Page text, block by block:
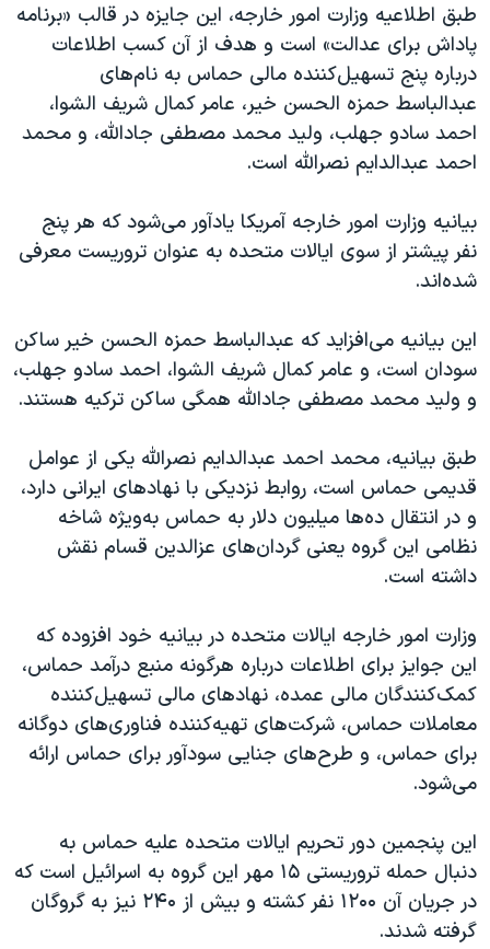
اسرائیل در جنگ
نرگس محمدی برنده جایزه نوبل صلح
همایش محافظه‌کاران آمریکا «سی‌پک»
صفحه‌های ویژه
طبق اطلاعیه وزارت امور خارجه، این جایزه در قالب «برنامه
پاداش برای عدالت» است و هدف از آن کسب اطلاعات
درباره پنج تسهیل‌کننده مالی حماس به نام‌های
عبدالباسط حمزه الحسن خیر، عامر کمال شریف الشوا،
احمد سادو جهلب، ولید محمد مصطفی جادالله، و محمد
احمد عبدالدایم نصرالله است.
بیانیه وزارت امور خارجه آمریکا یادآور می‌شود که هر پنج
نفر پیشتر از سوی ایالات متحده به عنوان تروریست معرفی
شده‌اند.
این بیانیه می‌افزاید که عبدالباسط حمزه الحسن خیر ساکن
سودان است، و عامر کمال شریف الشوا، احمد سادو جهلب،
و ولید محمد مصطفی جادالله همگی ساکن ترکیه هستند.
طبق بیانیه، محمد احمد عبدالدایم نصرالله یکی از عوامل
قدیمی حماس است، روابط نزدیکی با نهادهای ایرانی دارد،
و در انتقال ده‌ها میلیون دلار به حماس به‌ویژه شاخه
نظامی این گروه یعنی گردان‌های عزالدین قسام نقش
داشته است.
وزارت امور خارجه ایالات متحده در بیانیه خود افزوده که
این جوایز برای اطلاعات درباره هرگونه منبع درآمد حماس،
کمک‌کنندگان مالی عمده، نهادهای مالی تسهیل‌کننده
معاملات حماس، شرکت‌های تهیه‌کننده فناوری‌های دوگانه
برای حماس، و طرح‌های جنایی سودآور برای حماس ارائه
می‌شود.
این پنجمین دور تحریم ایالات متحده علیه حماس به
دنبال حمله تروریستی ۱۵ مهر این گروه به اسرائیل است که
در جریان آن ۱۲۰۰ نفر کشته و بیش از ۲۴۰ نیز به گروگان
گرفته شدند.